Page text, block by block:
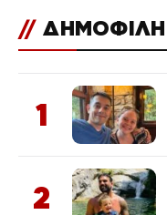
// ΔΗΜΟΦΙΛΗ
1
2